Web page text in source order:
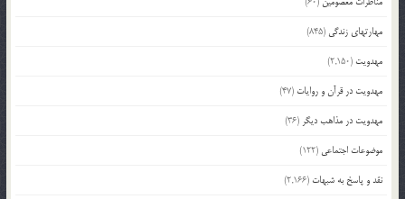
مهارتهای زندگی (845)
مهدویت (2,150)
مهدویت در قرآن و روایات (47)
مهدویت در مذاهب دیگر (36)
موضوعات اجتماعی (122)
نقد و پاسخ به شبهات (2,166)